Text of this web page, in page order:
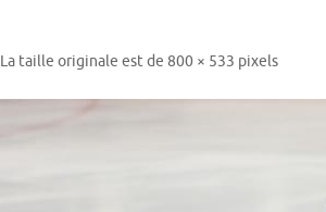
La taille originale est de800 × 533 pixels